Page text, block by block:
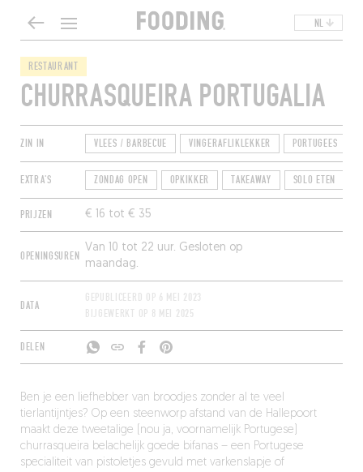
NL
RESTAURANT
CHURRASQUEIRA PORTUGALIA
ZIN IN VLEES / BARBECUE VINGERAFLIKLEKKER PORTUGEES
EXTRA'S ZONDAG OPEN OPKIKKER TAKEAWAY SOLO ETEN
PRIJZEN € 16 tot € 35
OPENINGSUREN
Van 10 tot 22 uur. Gesloten op
maandag.
DATA
GEPUBLICEERD OP 6 MEI 2023
BIJGEWERKT OP 8 MEI 2025
DELEN
Ben je een liefhebber van broodjes zonder al te veel
tierlantijntjes? Op een steenworp afstand van de Hallepoort
maakt deze tweetalige (nou ja, voornamelijk Portugese)
churrasqueira belachelijk goede bifanas – een Portugese
specialiteit van pistoletjes gevuld met varkenslapje of